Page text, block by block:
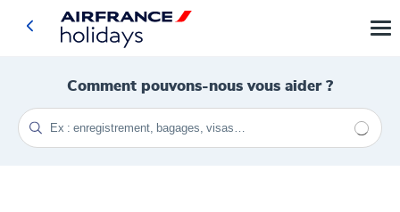
Comment pouvons-nous vous aider ?